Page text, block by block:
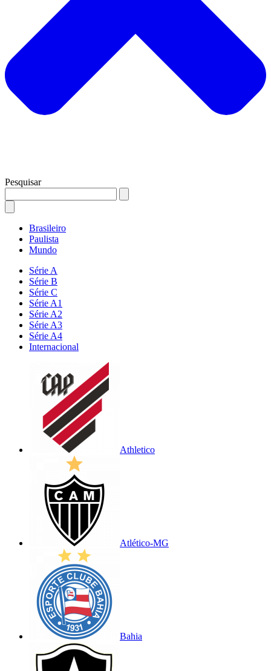
Pesquisar
Brasileiro
Paulista
Mundo
Série A
Série B
Série C
Série A1
Série A2
Série A3
Série A4
Internacional
Athletico
Atlético-MG
Bahia